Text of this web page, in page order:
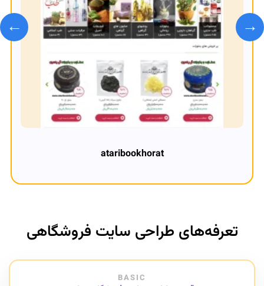
←
ataribookhorat
→
تعرفه‌های طراحی سایت فروشگاهی
BASIC